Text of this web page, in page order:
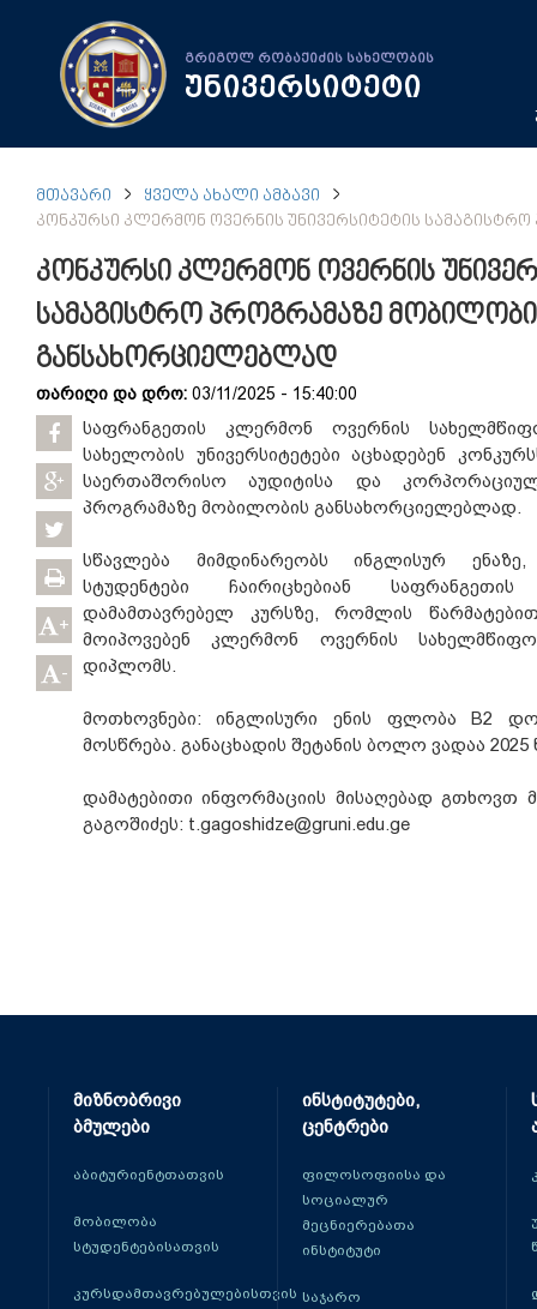
გრიგოლ რობაქიძის სახელობის
უნივერსიტეტი
ᲛᲗᲐᲕᲐᲠᲘ
ᲧᲕᲔᲚᲐ ᲐᲮᲐᲚᲘ ᲐᲛᲑᲐᲕᲘ
ᲙᲝᲜᲙᲣᲠᲡᲘ ᲙᲚᲔᲠᲛᲝᲜ ᲝᲕᲔᲠᲜᲘᲡ ᲣᲜᲘᲕᲔᲠᲡᲘᲢᲔᲢᲘᲡ
კონკურსი კლერმონ ოვერნის
სამაგისტრო პროგრამაზე
განსახორციელებლად
თარიღი და დრო: 03/11/2025 - 15:40:00
+
-
საფრანგეთის კლერმონ ოვერნის
სახელობის უნივერსიტეტები აცხადებენ
საერთაშორისო აუდიტისა და
პროგრამაზე მობილობის განსახორციელებლად.
სწავლება მიმდინარეობს ინგლისურ
სტუდენტები ჩაირიცხებიან
დამამთავრებელ კურსზე, რომლის
მოიპოვებენ კლერმონ ოვერნის სახელმწიფო
დიპლომს.
მოთხოვნები: ინგლისური ენის ფლობა B2
მოსწრება. განაცხადის შეტანის ბოლო ვადაა 2025
დამატებითი ინფორმაციის მისაღებად
გაგოშიძეს: t.gagoshidze@gruni.edu.ge
მიზნობრივი
ბმულები
აბიტურიენტთათვის
მობილობა
სტუდენტებისათვის
კურსდამთავრებულებისთვის
ინსტიტუტები,
ცენტრები
ფილოსოფიისა და
სოციალურ
მეცნიერებათა
ინსტიტუტი
საჯარო